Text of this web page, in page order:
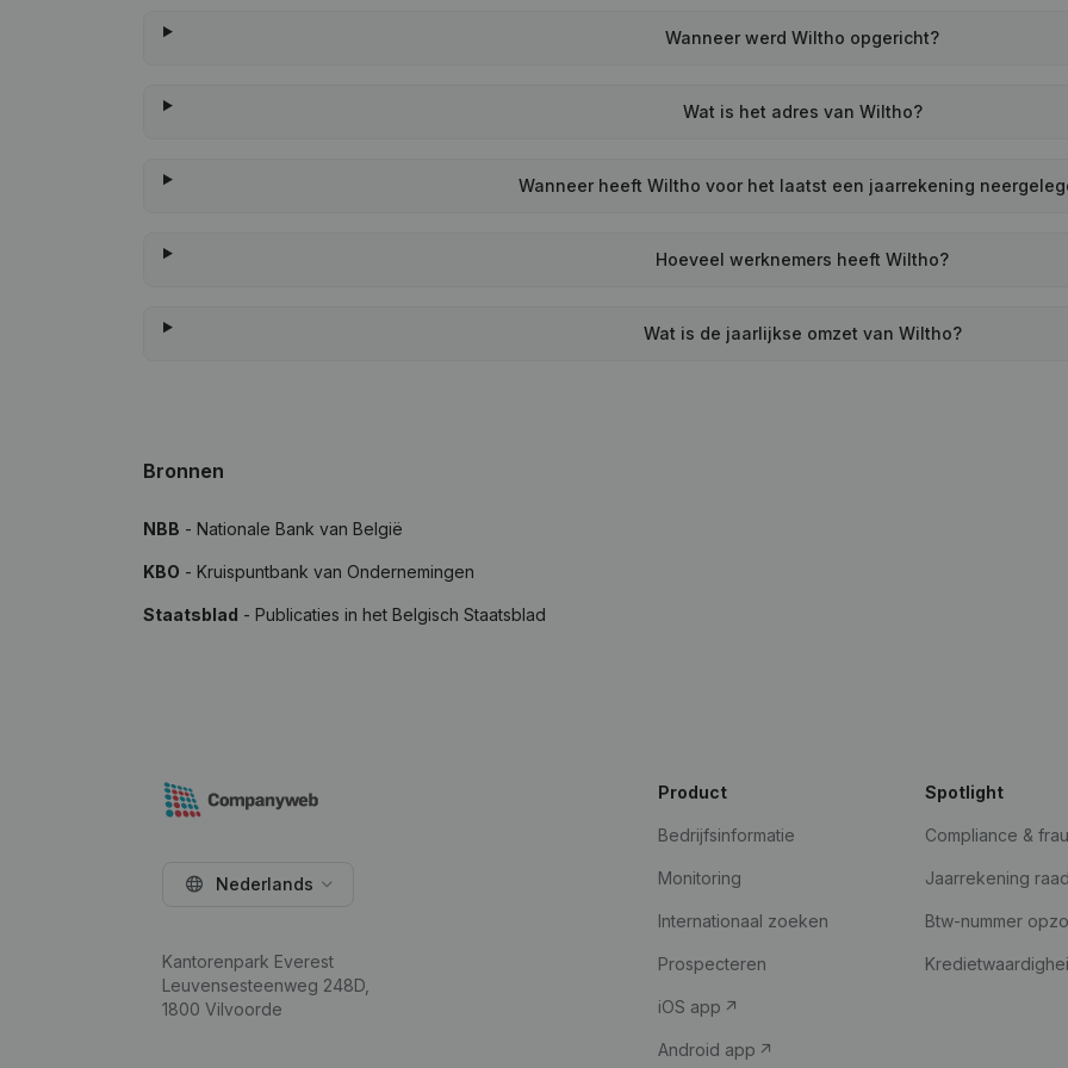
Wanneer werd Wiltho opgericht?
Wat is het adres van Wiltho?
Wanneer heeft Wiltho voor het laatst een jaarrekening
Hoeveel werknemers heeft Wiltho?
Wat is de jaarlijkse omzet van Wiltho?
Bronnen
NBB - Nationale Bank van België
KBO - Kruispuntbank van Ondernemingen
Staatsblad - Publicaties in het Belgisch Staatsblad
Nederlands
Kantorenpark Everest
Leuvensesteenweg 248D,
1800 Vilvoorde
Product
Bedrijfsinformatie
Monitoring
Internationaal zoeken
Prospecteren
iOS app
Android app
Spotlight
Compliance &
Jaarrekening
Btw-nummer